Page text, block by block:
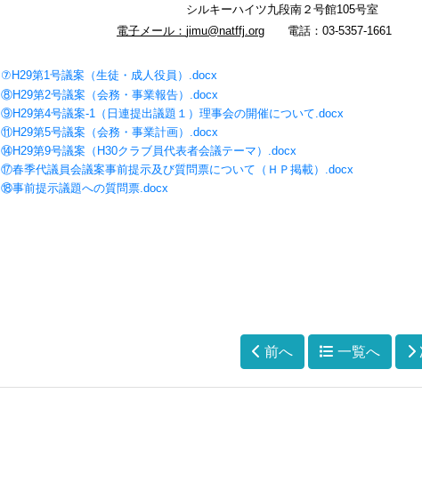
シルキーハイツ九段南２号館105号室
電子メール： jimu@natffj.org 電話： 03-5357-1661
⑦H29第1号議案（生徒・成人役員）.docx
⑧H29第2号議案（会務・事業報告）.docx
⑨H29第4号議案-1（日連提出議題１）理事会の開催について.docx
⑪H29第5号議案（会務・事業計画）.docx
⑭H29第9号議案（H30クラブ員代表者会議テーマ）.docx
⑰春季代議員会議案事前提示及び質問票について（ＨＰ掲載）.docx
⑱事前提示議題への質問票.docx
前へ 一覧へ